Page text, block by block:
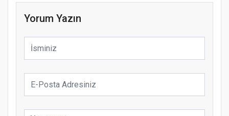
Yorum Yazın
Samsun Atakum’da Ayasofya Camii
Etkinliği